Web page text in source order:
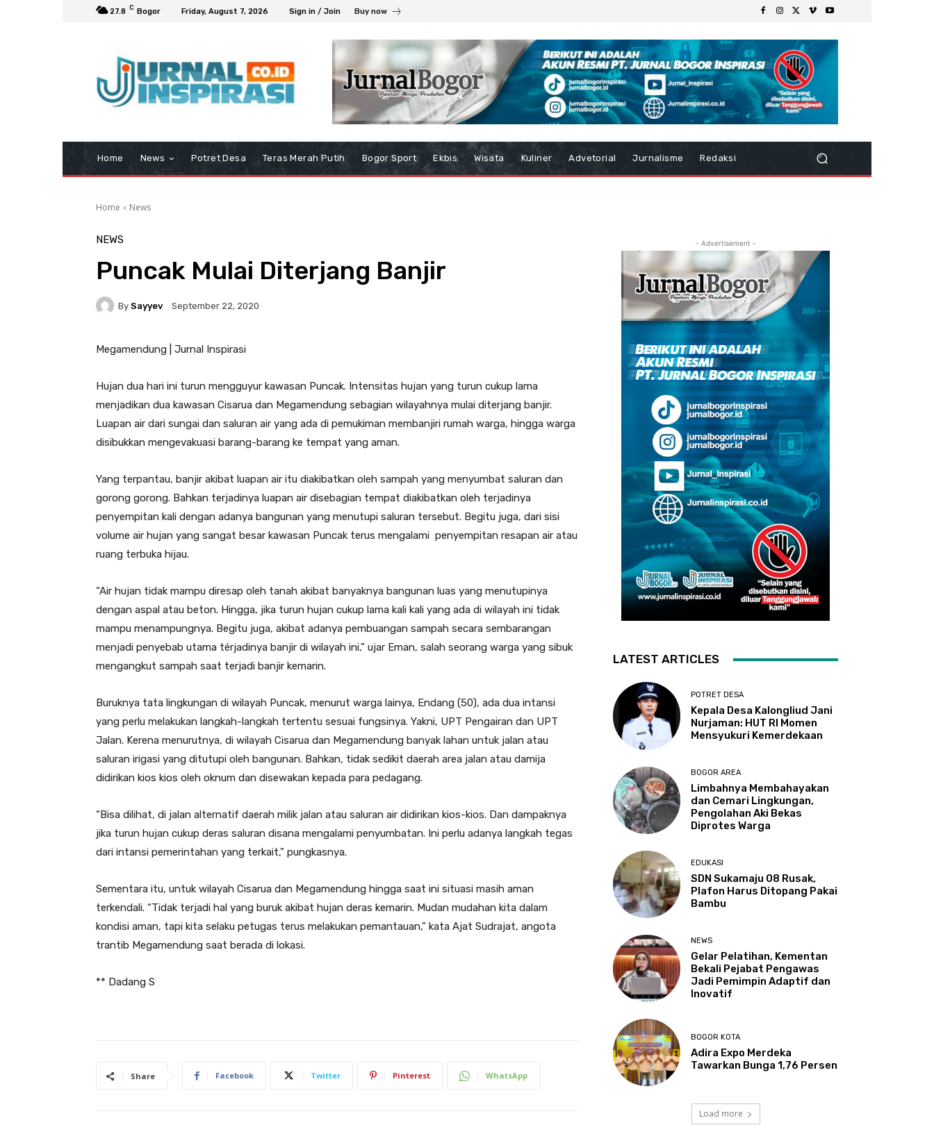
27.8 C Bogor Friday, August 7, 2026 Sign in / Join Buy now
Home News Potret Desa Teras Merah Putih Bogor Sport Ekbis Wisata Kuliner Advetorial Jurnalisme Redaksi
Home News
NEWS
Puncak Mulai Diterjang Banjir
By Sayyev September 22, 2020
Megamendung | Jurnal Inspirasi
Hujan dua hari ini turun mengguyur kawasan Puncak. Intensitas hujan yang turun cukup lama
menjadikan dua kawasan Cisarua dan Megamendung sebagian wilayahnya mulai diterjang banjir.
Luapan air dari sungai dan saluran air yang ada di pemukiman membanjiri rumah warga, hingga warga
disibukkan mengevakuasi barang-barang ke tempat yang aman.
Yang terpantau, banjir akibat luapan air itu diakibatkan oleh sampah yang menyumbat saluran dan
gorong gorong. Bahkan terjadinya luapan air disebagian tempat diakibatkan oleh terjadinya
penyempitan kali dengan adanya bangunan yang menutupi saluran tersebut. Begitu juga, dari sisi
volume air hujan yang sangat besar kawasan Puncak terus mengalami penyempitan resapan air atau
ruang terbuka hijau.
“Air hujan tidak mampu diresap oleh tanah akibat banyaknya bangunan luas yang menutupinya
dengan aspal atau beton. Hingga, jika turun hujan cukup lama kali kali yang ada di wilayah ini tidak
mampu menampungnya. Begitu juga, akibat adanya pembuangan sampah secara sembarangan
menjadi penyebab utama térjadinya banjir di wilayah ini,” ujar Eman, salah seorang warga yang sibuk
mengangkut sampah saat terjadi banjir kemarin.
Buruknya tata lingkungan di wilayah Puncak, menurut warga lainya, Endang (50), ada dua intansi
yang perlu melakukan langkah-langkah tertentu sesuai fungsinya. Yakni, UPT Pengairan dan UPT
Jalan. Kerena menurutnya, di wilayah Cisarua dan Megamendung banyak lahan untuk jalan atau
saluran irigasi yang ditutupi oleh bangunan. Bahkan, tidak sedikit daerah area jalan atau damija
didirikan kios kios oleh oknum dan disewakan kepada para pedagang.
“Bisa dilihat, di jalan alternatif daerah milik jalan atau saluran air didirikan kios-kios. Dan dampaknya
jika turun hujan cukup deras saluran disana mengalami penyumbatan. Ini perlu adanya langkah tegas
dari intansi pemerintahan yang terkait,” pungkasnya.
Sementara itu, untuk wilayah Cisarua dan Megamendung hingga saat ini situasi masih aman
terkendali. “Tidak terjadi hal yang buruk akibat hujan deras kemarin. Mudan mudahan kita dalam
kondisi aman, tapi kita selaku petugas terus melakukan pemantauan,” kata Ajat Sudrajat, angota
trantib Megamendung saat berada di lokasi.
** Dadang S
Share Facebook Twitter Pinterest WhatsApp
- Advertisement -
LATEST ARTICLES
POTRET DESA
Kepala Desa Kalongliud Jani
Nurjaman: HUT RI Momen
Mensyukuri Kemerdekaan
BOGOR AREA
Limbahnya Membahayakan
dan Cemari Lingkungan,
Pengolahan Aki Bekas
Diprotes Warga
EDUKASI
SDN Sukamaju 08 Rusak,
Plafon Harus Ditopang Pakai
Bambu
NEWS
Gelar Pelatihan, Kementan
Bekali Pejabat Pengawas
Jadi Pemimpin Adaptif dan
Inovatif
BOGOR KOTA
Adira Expo Merdeka
Tawarkan Bunga 1,76 Persen
Load more